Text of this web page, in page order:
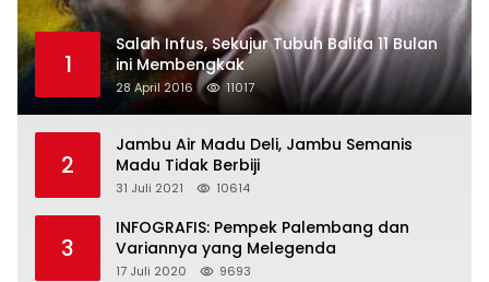
1
Salah Infus, Sekujur Tubuh Balita 11 Bulan
ini Membengkak
28 April 2016 11017
2
Jambu Air Madu Deli, Jambu Semanis
Madu Tidak Berbiji
31 Juli 2021 10614
3
INFOGRAFIS: Pempek Palembang dan
Variannya yang Melegenda
17 Juli 2020 9693